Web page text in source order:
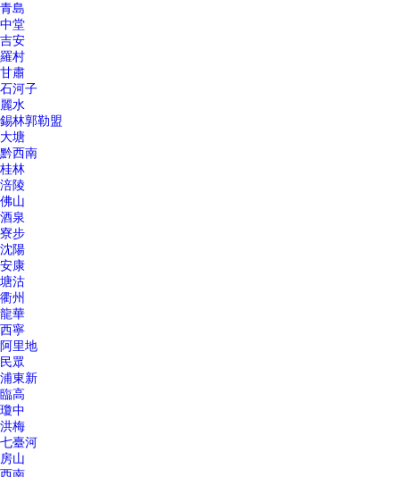
青島
中堂
吉安
羅村
甘肅
石河子
麗水
錫林郭勒盟
大塘
黔西南
桂林
涪陵
佛山
酒泉
寮步
沈陽
安康
塘沽
衢州
龍華
西寧
阿里地
民眾
浦東新
臨高
瓊中
洪梅
七臺河
房山